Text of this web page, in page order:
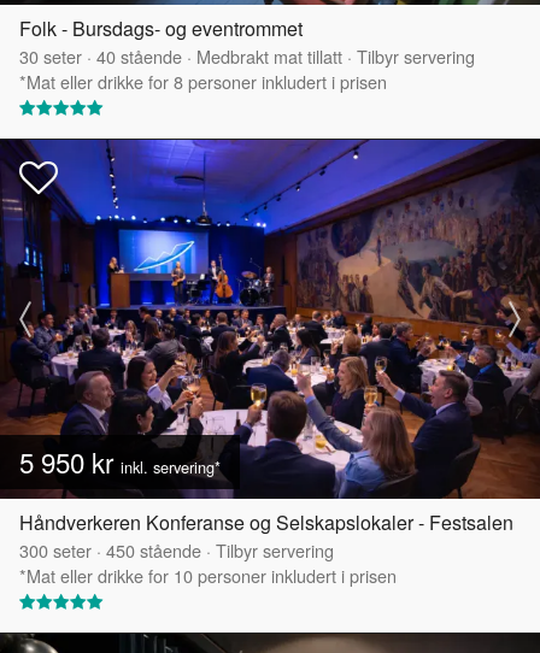
Folk - Bursdags- og eventrommet
30seter · 40stående · Medbrakt mat tillatt · Tilbyr servering
*Mat eller drikke for 8 personer inkludert i prisen
5 950 kr inkl. servering*
Håndverkeren Konferanse og Selskapslokaler - Festsalen
300seter · 450stående · Tilbyr servering
*Mat eller drikke for 10 personer inkludert i prisen